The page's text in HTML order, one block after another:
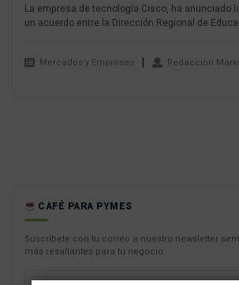
La empresa de tecnología Cisco, ha anunciado
un acuerdo entre la Dirección Regional de
Mercados y Empresas Redaccion
CAFÉ PARA PYMES
Suscríbete con tu correo a nuestro newsletter
más resaltantes para tu negocio.